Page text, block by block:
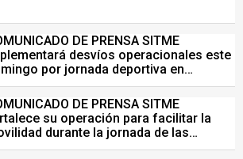
DE PRENSA SITME
desvíos operacionales este
por jornada deportiva en
DE PRENSA SITME
su operación para facilitar la
durante la jornada de las
Saber del 26 de julio